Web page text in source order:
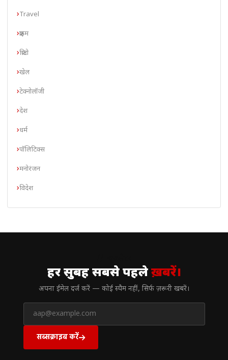
Travel
क्राइम
क्रिप्टो
खेल
टेक्नोलॉजी
देश
धर्म
पॉलिटिक्स
मनोरंजन
विदेश
हर सुबह सबसे पहलेख़बरें।
अपना ईमेल दर्ज करें — कोई स्पैम नहीं, सिर्फ ज़रूरी खबरें।
सब्सक्राइब करें